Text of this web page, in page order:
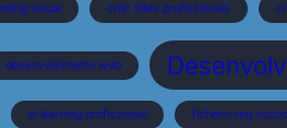
visual criar sites profissionais
desenvolvimento web
e-learning profissional ficheiro reg